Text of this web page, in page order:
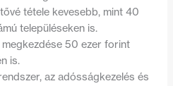
tétele kevesebb, mint 40
településeken is.
50 ezer forint
is.
az adósságkezelés és